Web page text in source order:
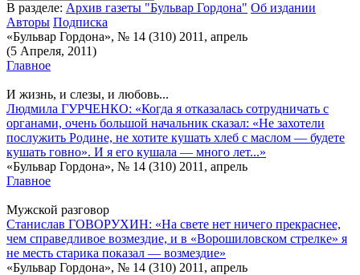
В разделе: Архив газеты "Бульвар Гордона" Об издании
Авторы Подписка
«Бульвар Гордона», № 14 (310) 2011, апрель
(5 Апреля, 2011)
Главное
И жизнь, и слезы, и любовь...
Людмила ГУРЧЕНКО: «Когда я отказалась сотрудничать с
органами, очень большой начальник сказал: «Не захотели
послужить Родине, не хотите кушать хлеб с маслом — будете
кушать говно». И я его кушала — много лет...»
«Бульвар Гордона», № 14 (310) 2011, апрель
Главное
Мужской разговор
Станислав ГОВОРУХИН: «На свете нет ничего прекраснее,
чем справедливое возмездие, и в «Ворошиловском стрелке» я
не месть старика показал — возмездие»
«Бульвар Гордона», № 14 (310) 2011, апрель